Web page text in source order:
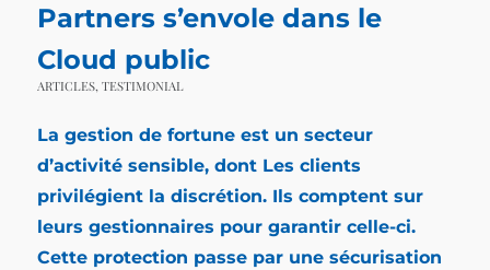
Partners s’envole dans le
Cloud public
ARTICLES, TESTIMONIAL
La gestion de fortuneest un secteur
d’activité sensible, dont Les clients
privilégient la discrétion. Ils comptent sur
leurs gestionnaires pour garantir celle-ci.
Cette protection passe par une sécurisation